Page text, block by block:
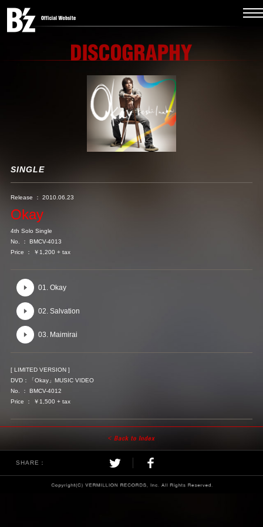
SINGLE
Release ： 2010.06.23
Okay
4th Solo Single
No. ： BMCV-4013
Price ： ￥1,200 + tax
01. Okay
02. Salvation
03. Maimirai
[ LIMITED VERSION ]
DVD：「Okay」MUSIC VIDEO
No. ： BMCV-4012
Price ： ￥1,500 + tax
SHARE：